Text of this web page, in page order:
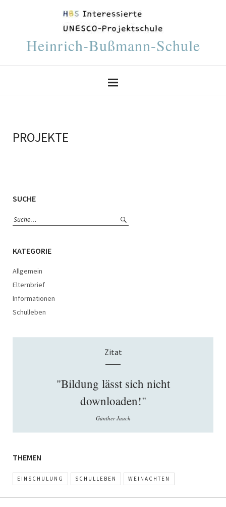
Heinrich-Bußmann-Schule
PROJEKTE
SUCHE
KATEGORIE
Allgemein
Elternbrief
Informationen
Schulleben
Zitat
"Bildung lässt sich nicht
downloaden!"
Günther Jauch
THEMEN
EINSCHULUNG SCHULLEBEN WEINACHTEN